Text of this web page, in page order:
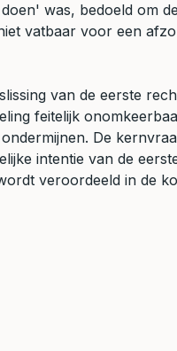
was, bedoeld om
vatbaar voor een
van de eerste
feitelijk
De
intentie van de
veroordeeld in de